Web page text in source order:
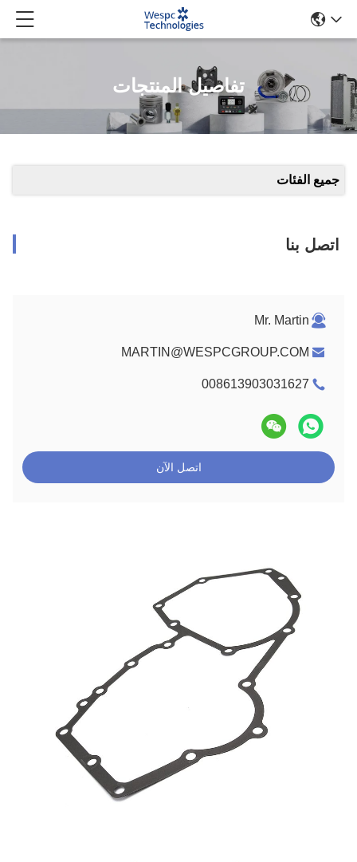
تفاصيل المنتجات
جميع الفئات
اتصل بنا
Mr. Martin
MARTIN@WESPCGROUP.COM
008613903031627
اتصل الآن